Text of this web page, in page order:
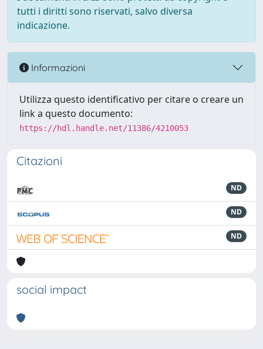
tutti i diritti sono riservati, salvo diversa
indicazione.
Informazioni
Utilizza questo identificativo per citare o creare un
link a questo documento:
https://hdl.handle.net/11386/4210053
Citazioni
ND
ND
ND
social impact